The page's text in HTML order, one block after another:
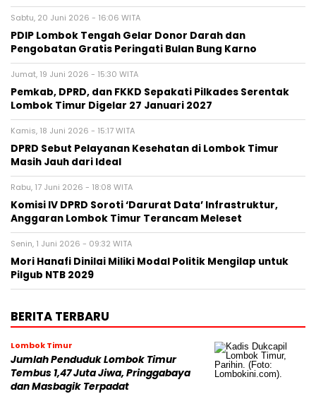
Sabtu, 20 Juni 2026 - 16:06 WITA
PDIP Lombok Tengah Gelar Donor Darah dan
Pengobatan Gratis Peringati Bulan Bung Karno
Jumat, 19 Juni 2026 - 15:30 WITA
Pemkab, DPRD, dan FKKD Sepakati Pilkades Serentak
Lombok Timur Digelar 27 Januari 2027
Kamis, 18 Juni 2026 - 15:17 WITA
DPRD Sebut Pelayanan Kesehatan di Lombok Timur
Masih Jauh dari Ideal
Rabu, 17 Juni 2026 - 18:08 WITA
Komisi IV DPRD Soroti ‘Darurat Data’ Infrastruktur,
Anggaran Lombok Timur Terancam Meleset
Senin, 1 Juni 2026 - 09:32 WITA
Mori Hanafi Dinilai Miliki Modal Politik Mengilap untuk
Pilgub NTB 2029
BERITA TERBARU
Lombok Timur
Jumlah Penduduk Lombok Timur
Tembus 1,47 Juta Jiwa, Pringgabaya
dan Masbagik Terpadat